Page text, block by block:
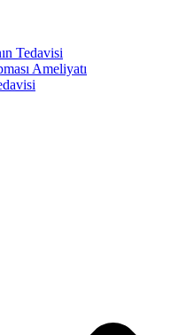
Tedavisi
Ameliyatı